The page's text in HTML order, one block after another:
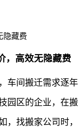
隐藏费
，高效无隐藏费
车间搬迁需求逐年
园区的企业，在搬
，找搬家公司时，